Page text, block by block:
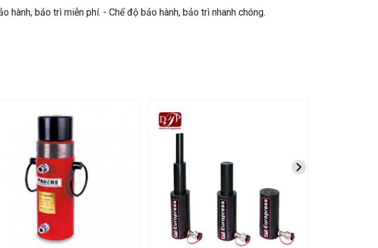
bảo trì miễn phí. - Chế độ bảo hành, bảo trì nhanh chóng.